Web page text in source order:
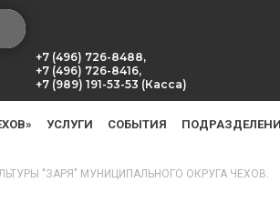
+7 (496) 726-8488,
+7 (496) 726-8416,
+7 (989) 191-53-53 (Касса)
УСЛУГИ СОБЫТИЯ
"ЗАРЯ" МУНИЦИПАЛЬНОГО ОКРУГА ЧЕХОВ.